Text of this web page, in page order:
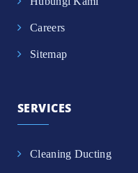
Careers
Sitemap
SERVICES
Cleaning Ducting